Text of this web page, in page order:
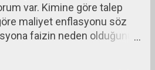
var. Kimine göre talep
maliyet enflasyonu söz
faizin neden olduğunu,